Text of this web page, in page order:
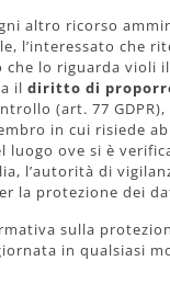
altro ricorso
l’interessato che
lo riguarda violi
il diritto di
(art. 77
in cui risiede
luogo ove si è
l’autorità di
la protezione dei
sulla
in qualsiasi